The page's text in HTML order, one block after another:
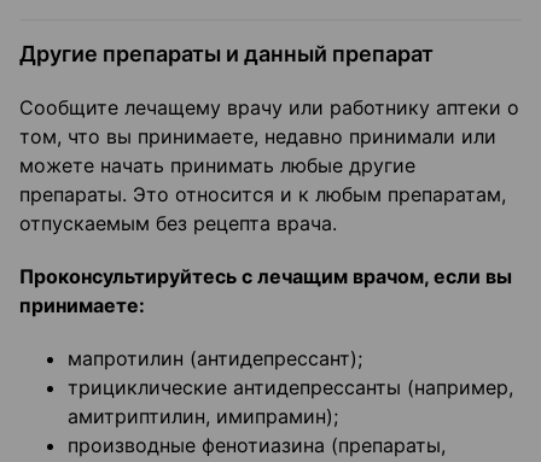
Другие препараты и данный препарат
Сообщите лечащему врачу или работнику аптеки о
том, что вы принимаете, недавно принимали или
можете начать принимать любые другие
препараты. Это относится и к любым препаратам,
отпускаемым без рецепта врача.
Проконсультируйтесь с лечащим врачом, если вы
принимаете:
мапротилин (антидепрессант);
трициклические антидепрессанты (например,
амитриптилин, имипрамин);
производные фенотиазина (препараты,